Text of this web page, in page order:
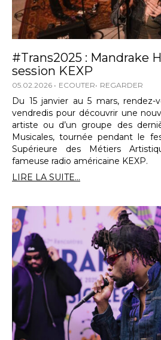
#Trans2025 : Mandrake
session KEXP
05.02.2026 ECOUTER REGARDER
Du 15 janvier au 5 mars,
vendredis pour découvrir une
artiste ou d’un groupe des
Musicales, tournée pendant le
Supérieure des Métiers
fameuse radio américaine KEXP.
LIRE LA SUITE...